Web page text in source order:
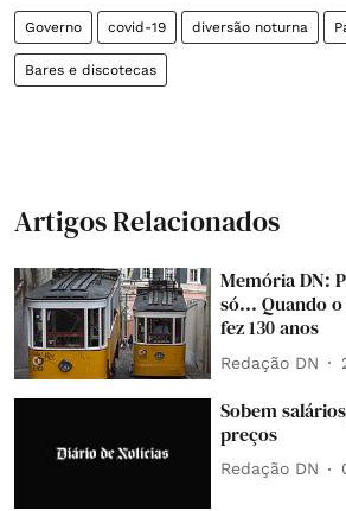
Governo covid-19 diversão noturna
Bares e discotecas
Artigos Relacionados
Memória DN:
só... Quando
fez 130 anos
Redação DN
Sobem
preços
Redação DN